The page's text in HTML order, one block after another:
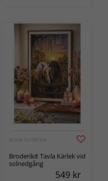
NOVA SLOBODA
Broderikit Tavla Kärlek vid
solnedgång
549 kr